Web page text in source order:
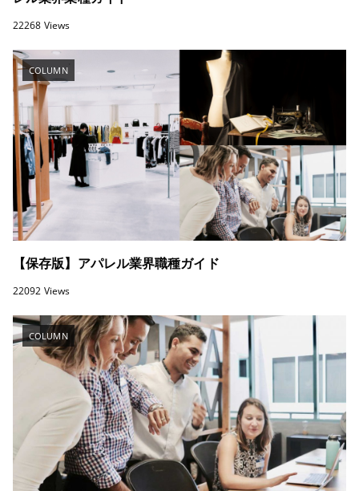
22268 Views
COLUMN
【保存版】アパレル業界職種ガイド
22092 Views
COLUMN